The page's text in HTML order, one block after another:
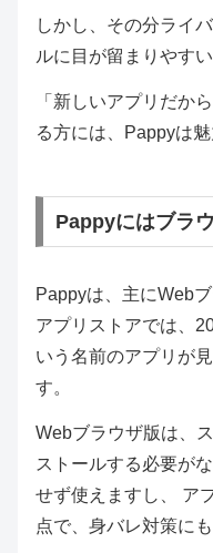
しかし、その分ライ
ルに目が留まりやす
「新しいアプリだか
る方には、Pappyは
Pappyにはブラ
Pappyは、主にWeb
アプリストアでは、
いう名前のアプリが
す。
Webブラウザ版は、
ストールする必要が
せず使えますし、 ア
点で、身バレ対策に